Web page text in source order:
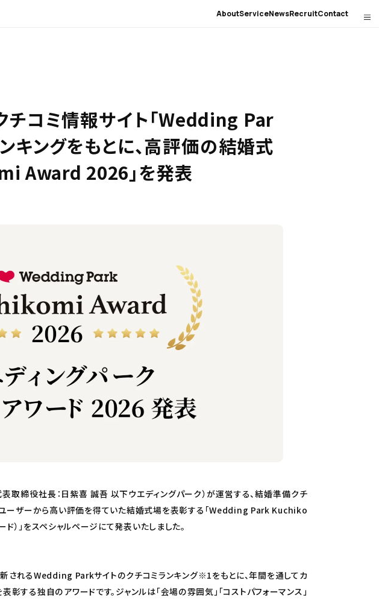
AboutServiceNewsRecruitContact
コミ情報サイト「Wedding Par
ングをもとに、高評価の結婚式
Award 2026」を発表
取締役社長：日紫喜 誠吾 以下ウエディングパーク）が運営する、結婚準備クチ
ーザーから高い評価を得ていた結婚式場を表彰する「Wedding Park Kuchiko
）」をスペシャルページにて発表いたしました。
れるWedding Parkサイトのクチコミランキング※1をもとに、年間を通してカ
する独自のアワードです。ジャンルは「会場の雰囲気」「コストパフォーマンス」